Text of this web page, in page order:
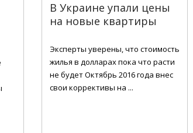
В Украине упали цены
на новые квартиры
Эксперты уверены, что стоимость
жилья в долларах пока что расти
не будет Октябрь 2016 года внес
свои коррективы на ...